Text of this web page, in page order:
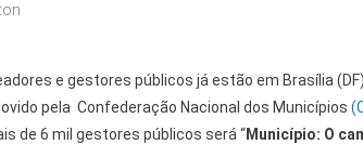
e gestores públicos já estão em Brasília
pela Confederação Nacional dos Municípios
de 6 mil gestores públicos será “Município: O